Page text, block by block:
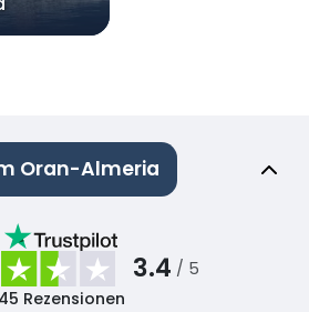
Oran-Almeria
3.4 / 5
45 Rezensionen